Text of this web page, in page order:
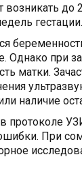
до
гестации.
Однако при
матки.
наличие
протоколе
При